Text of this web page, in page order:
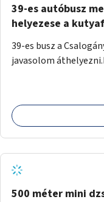
39-es autóbusz
helyezese a
39-es busz a
javasolom
500 méter mini